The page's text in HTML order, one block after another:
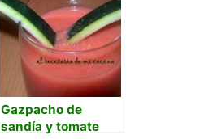
Gazpacho de
sandía y tomate